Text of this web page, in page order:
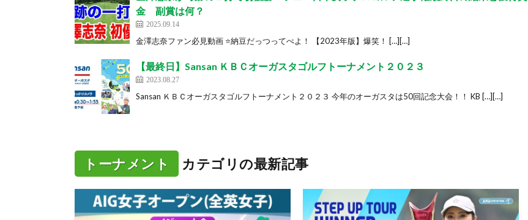
金 副賞は何？
2025.09.14
金澤志奈ファン必見動画 ⭐️納豆だっつってぺよ！ 【2023年版】爆笑！ […][…]
【最終日】Sansan ＫＢＣオーガスタゴルフトーナメント２０２３
2023.08.27
Sansan ＫＢＣオーガスタゴルフトーナメント２０２３ 今年のオーガスタは50回記念大会！！ KB […][…]
トーナメント カテゴリの最新記事